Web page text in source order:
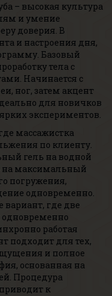
– высокая культура
и умение
доверия. В
и настроения дня,
Базовый
тела с
Начинается с
ног, затем акцент
для новичков
ярких экспериментов.
массажистка
по клиенту.
гель на водной
на максимальный
погружения,
одновременно.
вариант, где две
работая
подходит для тех,
и полное
основанная на
Процедура
к